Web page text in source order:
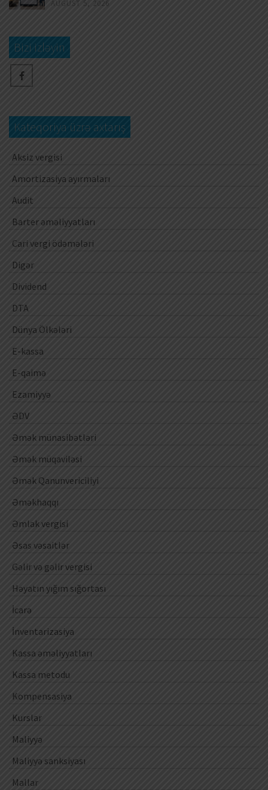
AUGUST 5, 2026
Bizi izləyin
Kateqoriya üzrə axtarış
Aksiz vergisi
Amortizasiya ayırmaları
Audit
Barter əməliyyatları
Cari vergi ödəmələri
Digər
Dividend
DTA
Dünya Ölkələri
E-kassa
E-qaimə
Ezamiyyə
ƏDV
Əmək münasibətləri
Əmək müqaviləsi
Əmək Qanunvericiliyi
Əməkhaqqı
Əmlak vergisi
Əsas vəsaitlər
Gəlir və gəlir vergisi
Həyatın yığım sığortası
İcarə
İnventarizasiya
Kassa əməliyyatları
Kassa metodu
Kompensasiya
Kurslar
Maliyyə
Maliyyə sanksiyası
Mallar